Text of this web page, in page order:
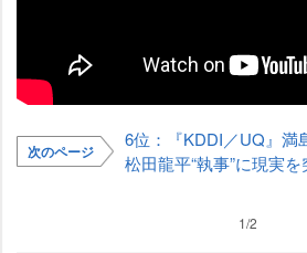
次のページ
6位：『KDDI／UQ』満
松田龍平“執事”に現実
1/2